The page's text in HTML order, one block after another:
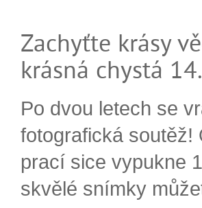
Zachyťte krásy
krásná chystá
Po dvou letech se
fotografická soutěž!
prací sice vypukne
skvělé snímky